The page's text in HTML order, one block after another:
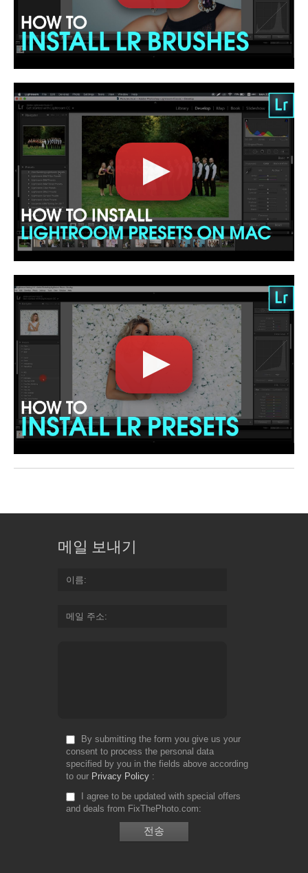
메일 보내기
이름
메일 주소
By submitting the form you give us your
consent to process the personal data
specified by you in the fields above according
to our Privacy Policy
I agree to be updated with special offers
and deals from FixThePhoto.com